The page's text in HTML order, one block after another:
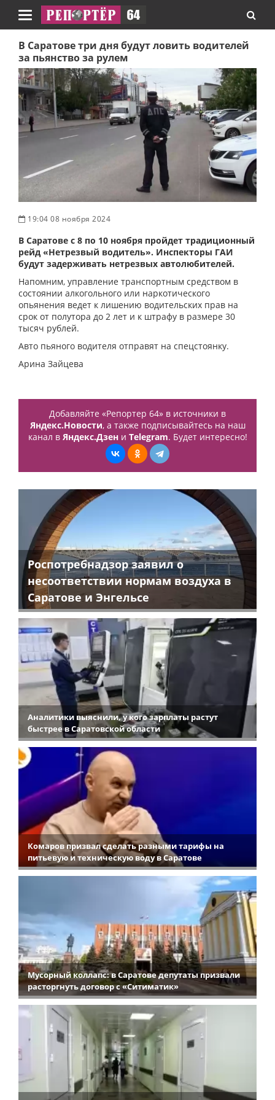
Навигация
В Саратове три дня будут ловить водителей
за пьянство за рулем
19:04 08 ноября 2024
В Саратове с 8 по 10 ноября пройдет традиционный
рейд «Нетрезвый водитель». Инспекторы ГАИ
будут задерживать нетрезвых автолюбителей.
Напомним, управление транспортным средством в
состоянии алкогольного или наркотического
опьянения ведет к лишению водительских прав на
срок от полутора до 2 лет и к штрафу в размере 30
тысяч рублей.
Авто пьяного водителя отправят на спецстоянку.
Арина Зайцева
Добавляйте «Репортер 64» в источники в
Яндекс.Новости, а также подписывайтесь на наш
канал в Яндекс.Дзени Telegram. Будет интересно!
Роспотребнадзор заявил о
несоответствии нормам воздуха в
Саратове и Энгельсе
Аналитики выяснили, у кого зарплаты растут
быстрее в Саратовской области
Комаров призвал сделать разными тарифы на
питьевую и техническую воду в Саратове
Мусорный коллапс: в Саратове депутаты призвали
расторгнуть договор с «Ситиматик»